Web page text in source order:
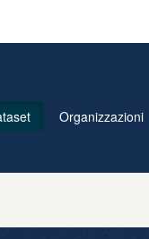
Organizzazioni